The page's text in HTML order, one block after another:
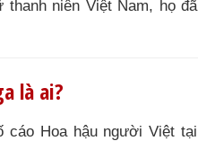
niên Việt Nam, họ đã
là ai?
cáo Hoa hậu người Việt tại